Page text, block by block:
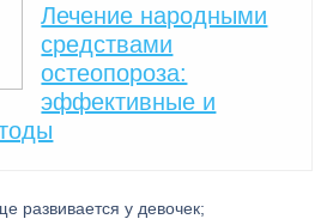
Лечение народными
средствами
остеопороза:
эффективные и
развивается у девочек;